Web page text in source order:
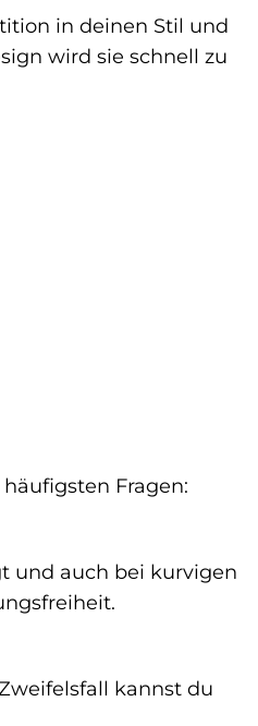
in deinen Stil und
wird sie schnell zu
Fragen:
und auch bei kurvigen
kannst du